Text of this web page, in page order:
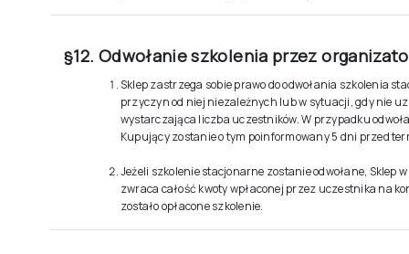
§12. Odwołanie szkolenia przez
Sklep zastrzega sobie prawo do odwołania szkolenia
przyczyn od niej niezależnych lub w sytuacji, gdy nie
wystarczająca liczba uczestników. W przypadku
Kupujący zostanie o tym poinformowany 5 dni przed
Jeżeli szkolenie stacjonarne zostanie odwołane, Sklep
zwraca całość kwoty wpłaconej przez uczestnika na
zostało opłacone szkolenie.